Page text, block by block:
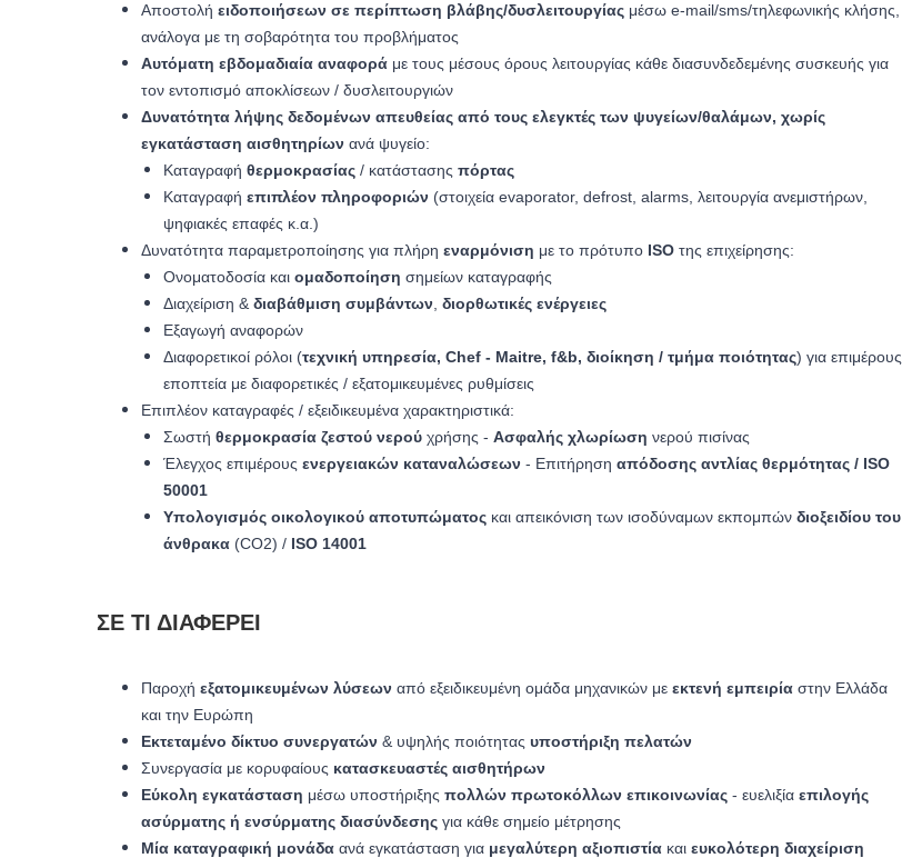
Αποστολή ειδοποιήσεων σε περίπτωση βλάβης/δυσλειτουργίας μέσω e-mail/sms/τηλεφωνικής κλήσης,
ανάλογα με τη σοβαρότητα του προβλήματος
Αυτόματη εβδομαδιαία αναφορά με τους μέσους όρους λειτουργίας κάθε διασυνδεδεμένης συσκευής για
τον εντοπισμό αποκλίσεων / δυσλειτουργιών
Δυνατότητα λήψης δεδομένων απευθείας από τους ελεγκτές των ψυγείων/θαλάμων, χωρίς
εγκατάσταση αισθητηρίων ανά ψυγείο:
Καταγραφή θερμοκρασίας / κατάστασης πόρτας
Καταγραφή επιπλέον πληροφοριών (στοιχεία evaporator, defrost, alarms, λειτουργία ανεμιστήρων,
ψηφιακές επαφές κ.α.)
Δυνατότητα παραμετροποίησης για πλήρη εναρμόνιση με το πρότυπο ISO της επιχείρησης:
Ονοματοδοσία και ομαδοποίηση σημείων καταγραφής
Διαχείριση & διαβάθμιση συμβάντων διορθωτικές ενέργειες
Εξαγωγή αναφορών
Διαφορετικοί ρόλοι (τεχνική υπηρεσία, Chef - Maitre, f&b, διοίκηση / τμήμα ποιότητας) για επιμέρους
εποπτεία με διαφορετικές / εξατομικευμένες ρυθμίσεις
Επιπλέον καταγραφές / εξειδικευμένα χαρακτηριστικά:
Σωστή θερμοκρασία ζεστού νερού χρήσης - Ασφαλής χλωρίωση νερού πισίνας
Έλεγχος επιμέρους ενεργειακών καταναλώσεων - Επιτήρηση απόδοσης αντλίας θερμότητας / ISO
50001
Υπολογισμός οικολογικού αποτυπώματος και απεικόνιση των ισοδύναμων εκπομπών διοξειδίου του
άνθρακα (CO2) / ISO 14001
ΣΕ ΤΙ ΔΙΑΦΈΡΕΙ
Παροχή εξατομικευμένων λύσεων από εξειδικευμένη ομάδα μηχανικών με εκτενή εμπειρία στην Ελλάδα
και την Ευρώπη
Εκτεταμένο δίκτυο συνεργατών & υψηλής ποιότητας υποστήριξη πελατών
Συνεργασία με κορυφαίους κατασκευαστές αισθητήρων
Εύκολη εγκατάσταση μέσω υποστήριξης πολλών πρωτοκόλλων επικοινωνίας - ευελιξία επιλογής
ασύρματης ή ενσύρματης διασύνδεσης για κάθε σημείο μέτρησης
Μία καταγραφική μονάδα ανά εγκατάσταση για μεγαλύτερη αξιοπιστία και ευκολότερη διαχείριση